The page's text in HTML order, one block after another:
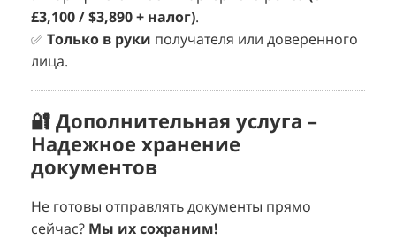
£3,100 / $3,890 + налог).
✅ Только в руки получателя или доверенного
лица.
🔐 Дополнительная услуга –
Надежное хранение
документов
Не готовы отправлять документы прямо
сейчас? Мы их сохраним!